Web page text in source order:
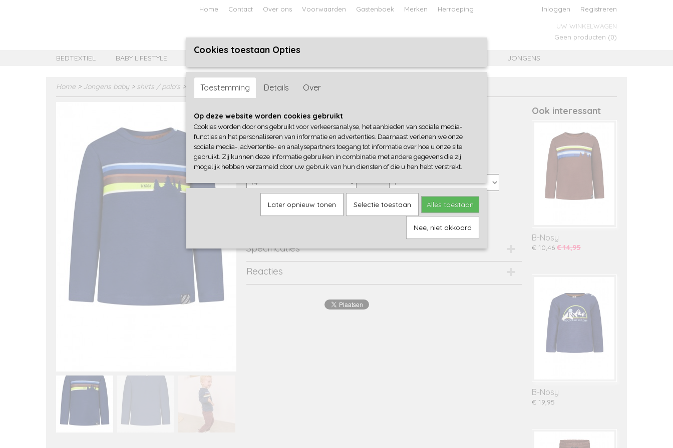
Home Contact Over ons Voorwaarden Gastenboek Merken Herroeping Inloggen Registreren
UW WINKELWAGEN
Geen producten (0)
BEDTEXTIEL BABY LIFESTYLE JONGENS BABY JONGENS
Home > Jongens baby> shirts / polo's > B-Nosy
B-Nosy
€ 14,95 (inclusief btw 21%)
✓Op voorraad
B-Nosy Aantal
IN WINKELWAGEN
Specificaties
EAN code
Productcode leverancier
Y208-8425
Reacties
Ook interessant
B-Nosy
€ 10,46 € 14,95
B-Nosy
€ 19,95
Cookies toestaan Opties
Toestemming Details Over
Op deze website worden cookies gebruikt
Cookies worden door ons gebruikt voor verkeersanalyse, het aanbieden van sociale media-
functies en het personaliseren van informatie en advertenties. Daarnaast verlenen we onze
sociale media-, advertentie- en analysepartners toegang tot informatie over hoe u onze site
gebruikt. Zij kunnen deze informatie gebruiken in combinatie met andere gegevens die zij
mogelijk hebben verzameld door uw gebruik van hun diensten of die u hen hebt verstrekt.
Later opnieuw tonen Selectie toestaan Alles toestaan
Nee, niet akkoord